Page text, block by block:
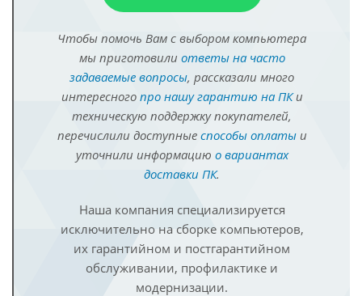
Чтобы помочь Вам с выбором компьютера
мы приготовили ответы на часто
задаваемые вопросы, рассказали много
интересного про нашу гарантию на ПКи
техническую поддержку покупателей,
перечислили доступные способы оплатыи
уточнили информацию о вариантах
доставки ПК.
Наша компания специализируется
исключительно на сборке компьютеров,
их гарантийном и постгарантийном
обслуживании, профилактике и
модернизации.